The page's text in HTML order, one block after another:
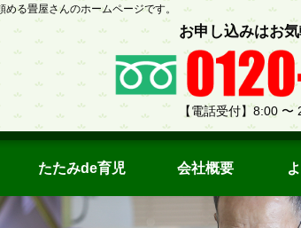
る畳屋さんのホームページです。
お申し込みはお
【電話受付】8:00
たたみde育児 会社概要